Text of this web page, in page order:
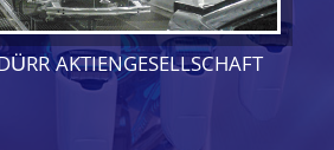
AKTIENGESELLSCHAFT